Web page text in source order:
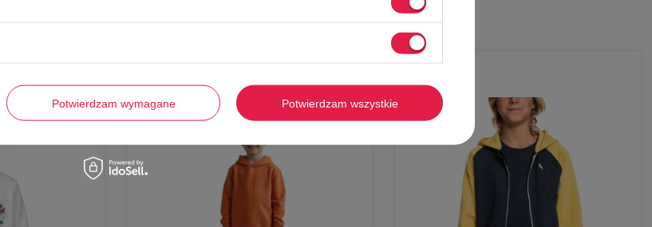
Potwierdzam wymagane Potwierdzam wszystkie